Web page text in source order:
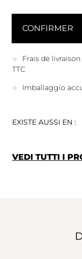
Frais de
TTC
Imballaggio
EXISTE AUSSI EN :
VEDI TUTTI I